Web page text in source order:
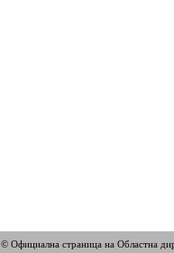
© Официална страница на